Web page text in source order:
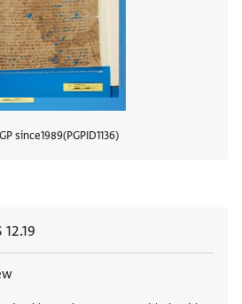
since1989 PGPID1136
12.19